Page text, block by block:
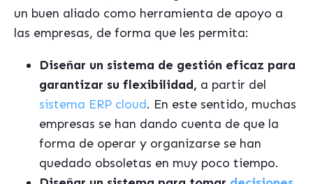
un buen aliado como herramienta de apoyo a
las empresas, de forma que les permita:
Diseñar un sistema de gestión eficaz para
garantizar su flexibilidad, a partir del
sistema ERP cloud. En este sentido, muchas
empresas se han dando cuenta de que la
forma de operar y organizarse se han
quedado obsoletas en muy poco tiempo.